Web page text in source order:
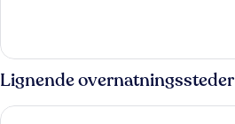
Lignende overnatningssteder
FOREST IN HOTEL - All inclusive